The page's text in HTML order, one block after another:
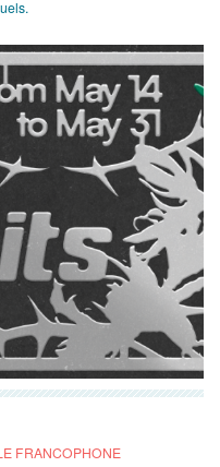
FRANCOPHONE